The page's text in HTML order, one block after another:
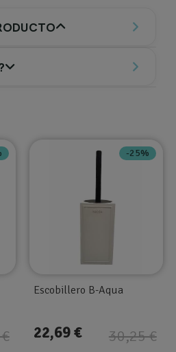
-25%
Escobillero B-Aqua
30,25 €
22,69 €